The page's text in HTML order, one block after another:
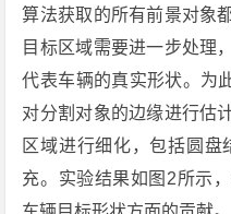
算法获取的所有前景对象
目标区域需要进一步处理
代表车辆的真实形状。为
对分割对象的边缘进行估
区域进行细化，包括圆盘
充。实验结果如图2所示